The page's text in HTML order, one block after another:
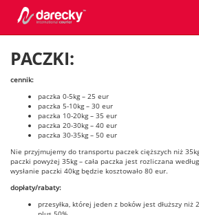
PACZKI:
cennik:
paczka 0-5kg – 25 eur
paczka 5-10kg – 30 eur
paczka 10-20kg – 35 eur
paczka 20-30kg – 40 eur
paczka 30-35kg – 50 eur
Nie przyjmujemy do transportu paczek cięższych niż
paczki powyżej 35kg – cała paczka jest rozliczana
wysłanie paczki 40kg będzie kosztowało 80 eur.
dopłaty/rabaty:
przesyłka, której jeden z boków jest dłuższy niż